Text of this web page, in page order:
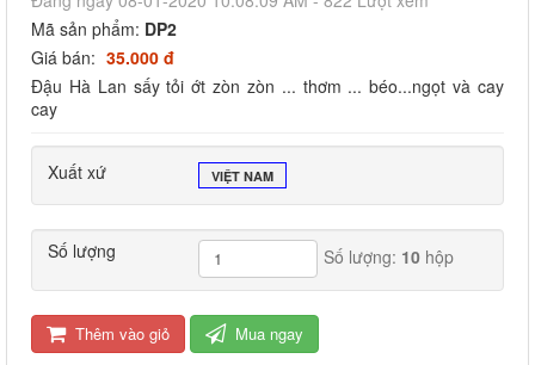
Mã sản phẩm: DP2
Giá bán: 35.000 đ
Đậu Hà Lan sấy tỏi ớt zòn zòn ... thơm ... béo...ngọt và cay
cay
Xuất xứ VIỆT NAM
Số lượng Số lượng: 10 hộp
Thêm vào giỏ Mua ngay